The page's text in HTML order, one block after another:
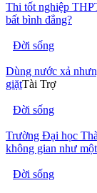
Thi tốt nghiệp
bất bình đẳng?
Đời sống
Dùng nước xả
giặtTài Trợ
Đời sống
Trường Đại học
không gian như
Đời sống